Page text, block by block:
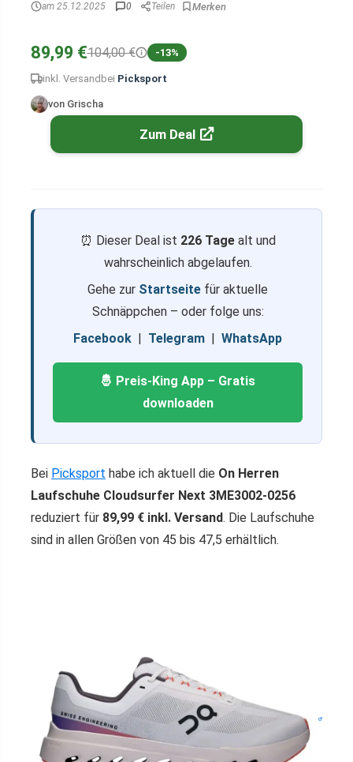
am 25.12.2025 0 Teilen
89,99 €104,00 € -13%
inkl. Versand bei Picksport
von Grischa
Zum Deal
⏰ Dieser Deal ist 226 Tagealt und
wahrscheinlich abgelaufen.
Gehe zur Startseite für aktuelle
Schnäppchen – oder folge uns:
Facebook | Telegram | WhatsApp
🤴 Preis-King App – Gratis
downloaden
Bei Picksport habe ich aktuell die On Herren
Laufschuhe Cloudsurfer Next 3ME3002-0256
reduziert für 89,99 € inkl. Versand. Die Laufschuhe
sind in allen Größen von 45 bis 47,5 erhältlich.